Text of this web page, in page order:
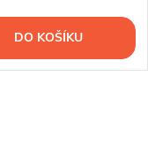
DO KOŠÍKU